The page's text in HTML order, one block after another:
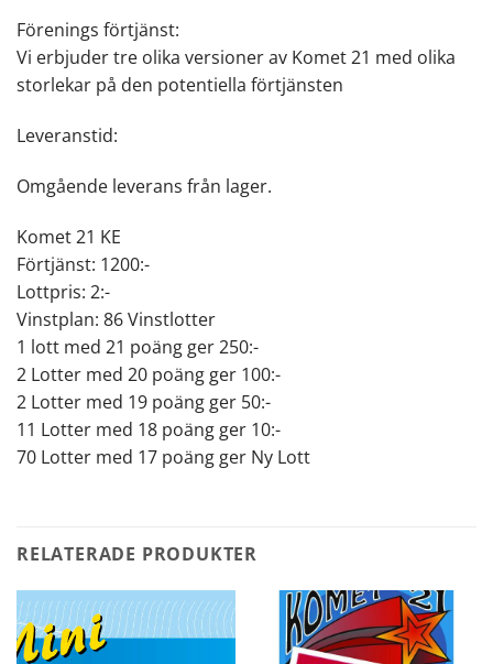
Förenings förtjänst:
Vi erbjuder tre olika versioner av Komet 21 med olika
storlekar på den potentiella förtjänsten
Leveranstid:
Omgående leverans från lager.
Komet 21 KE
Förtjänst: 1200:-
Lottpris: 2:-
Vinstplan: 86 Vinstlotter
1 lott med 21 poäng ger 250:-
2 Lotter med 20 poäng ger 100:-
2 Lotter med 19 poäng ger 50:-
11 Lotter med 18 poäng ger 10:-
70 Lotter med 17 poäng ger Ny Lott
RELATERADE PRODUKTER